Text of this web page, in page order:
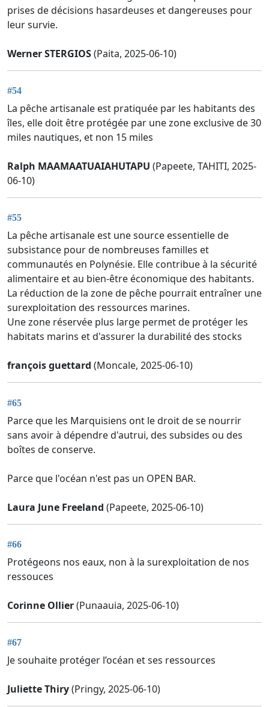
prises de décisions hasardeuses et dangereuses pour
leur survie.
Werner STERGIOS(Paita, 2025-06-10)
#54
La pêche artisanale est pratiquée par les habitants des
îles, elle doit être protégée par une zone exclusive de 30
miles nautiques, et non 15 miles
Ralph MAAMAATUAIAHUTAPU (Papeete, TAHITI, 2025-
06-10)
#55
La pêche artisanale est une source essentielle de
subsistance pour de nombreuses familles et
communautés en Polynésie. Elle contribue à la sécurité
alimentaire et au bien-être économique des habitants.
La réduction de la zone de pêche pourrait entraîner une
surexploitation des ressources marines.
Une zone réservée plus large permet de protéger les
habitats marins et d'assurer la durabilité des stocks
françois guettard (Moncale, 2025-06-10)
#65
Parce que les Marquisiens ont le droit de se nourrir
sans avoir à dépendre d'autrui, des subsides ou des
boîtes de conserve.
Parce que l'océan n'est pas un OPEN BAR.
Laura June Freeland (Papeete, 2025-06-10)
#66
Protégeons nos eaux, non à la surexploitation de nos
ressouces
Corinne Ollier(Punaauia, 2025-06-10)
#67
Je souhaite protéger l’océan et ses ressources
Juliette Thiry(Pringy, 2025-06-10)